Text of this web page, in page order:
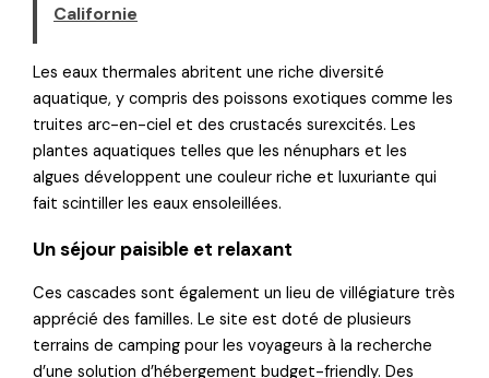
Californie
Les eaux thermales abritent une riche diversité
aquatique, y compris des poissons exotiques comme les
truites arc-en-ciel et des crustacés surexcités. Les
plantes aquatiques telles que les nénuphars et les
algues développent une couleur riche et luxuriante qui
fait scintiller les eaux ensoleillées.
Un séjour paisible et relaxant
Ces cascades sont également un lieu de villégiature très
apprécié des familles. Le site est doté de plusieurs
terrains de camping pour les voyageurs à la recherche
d’une solution d’hébergement budget-friendly. Des